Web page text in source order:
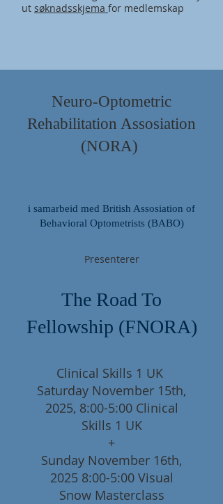
ut søknadsskjema for medlemskap
Neuro-Optometric
Rehabilitation Assosiation
(NORA)
i samarbeid med British Assosiation of
Behavioral Optometrists (BABO)
Presenterer
The Road To
Fellowship (FNORA)
Clinical Skills 1 UK
Saturday November 15th,
2025, 8:00-5:00 Clinical
Skills 1 UK
+
Sunday November 16th,
2025 8:00-5:00 Visual
Snow Masterclass